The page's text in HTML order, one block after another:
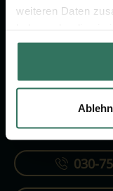
weiteren Daten
gesammelt haben.
Vergleich
Ratgeber
KONTAKTIEREN
030-